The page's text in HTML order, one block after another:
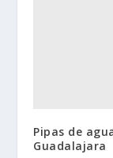
Pipas de
Guadalajara